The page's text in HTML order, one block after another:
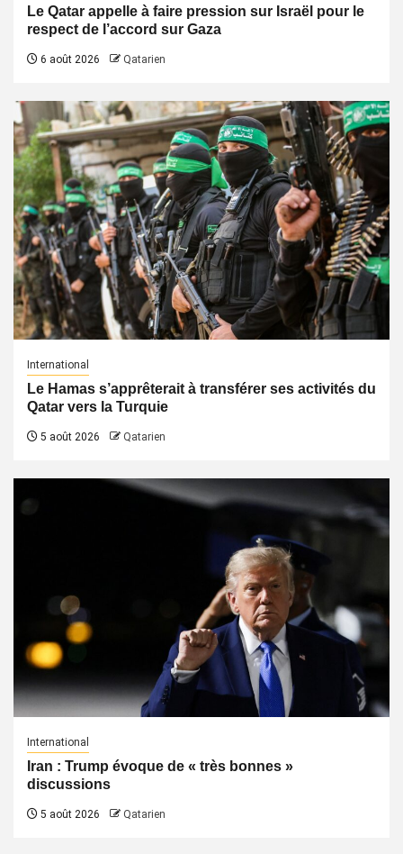
Le Qatar appelle à faire pression sur Israël pour le
respect de l’accord sur Gaza
6 août 2026 Qatarien
International
Le Hamas s’apprêterait à transférer ses activités du
Qatar vers la Turquie
5 août 2026 Qatarien
International
Iran : Trump évoque de « très bonnes »
discussions
5 août 2026 Qatarien